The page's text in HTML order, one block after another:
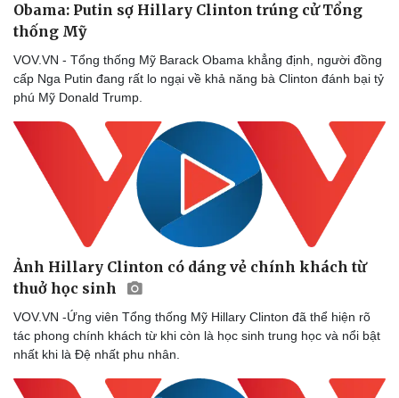
Obama: Putin sợ Hillary Clinton trúng cử Tổng
thống Mỹ
VOV.VN - Tổng thống Mỹ Barack Obama khẳng định, người đồng
cấp Nga Putin đang rất lo ngại về khả năng bà Clinton đánh bại tỷ
phú Mỹ Donald Trump.
Ảnh Hillary Clinton có dáng vẻ chính khách từ
thuở học sinh
VOV.VN -Ứng viên Tổng thống Mỹ Hillary Clinton đã thể hiện rõ
tác phong chính khách từ khi còn là học sinh trung học và nổi bật
nhất khi là Đệ nhất phu nhân.